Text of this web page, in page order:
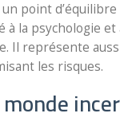
point
la psychologie et
Il représente
les risques.